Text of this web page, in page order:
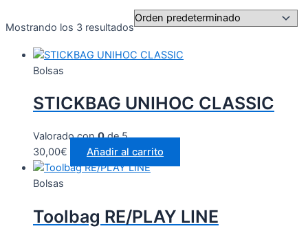
Mostrando los 3 resultados
Bolsas
STICKBAG UNIHOC CLASSIC
Valorado con0de 5
30,00€ Añadir al carrito
Bolsas
Toolbag RE/PLAY LINE